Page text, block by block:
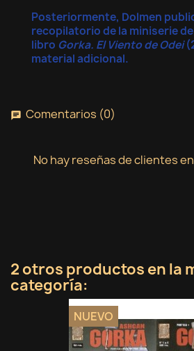
add_circle_outline Crear nueva lista
Cancelar Crear
Cancelar
Posteriormente, Dolmen
recopilatorio de la miniserie
libro Gorka. El Viento de Odei
material adicional.
chat Comentarios (0)
No hay reseñas de clientes
2 otros productos en la
categoría:
NUEVO